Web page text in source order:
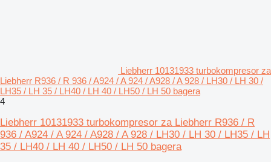
Liebherr 10131933 turbokompresor za
Liebherr R936 / R 936 / A924 / A 924 / A928 / A 928 / LH30 / LH 30 /
LH35 / LH 35 / LH40 / LH 40 / LH50 / LH 50 bagera
4
Liebherr 10131933 turbokompresor za Liebherr R936 / R
936 / A924 / A 924 / A928 / A 928 / LH30 / LH 30 / LH35 / LH
35 / LH40 / LH 40 / LH50 / LH 50 bagera